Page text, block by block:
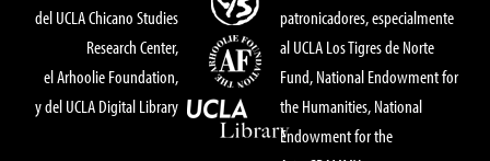
del UCLA Chicano Studies
Research Center,
el Arhoolie Foundation,
y del UCLA Digital Library
patronicadores, especialmente
al UCLA Los Tigres de Norte
Fund, National Endowment for
the Humanities, National
Endowment for the